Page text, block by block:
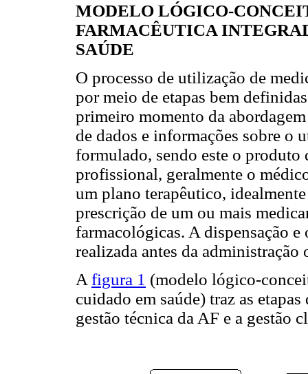
MODELO LÓGICO-
FARMACÊUTICA
SAÚDE
O processo de utilização de
por meio de etapas bem
primeiro momento da
de dados e informações sobre o
formulado, sendo este o
profissional, geralmente o
um plano terapêutico,
prescrição de um ou mais
farmacológicas. A dispensação
realizada antes da
A figura 1 (modelo lógico-
cuidado em saúde) traz as
gestão técnica da AF e a gestão